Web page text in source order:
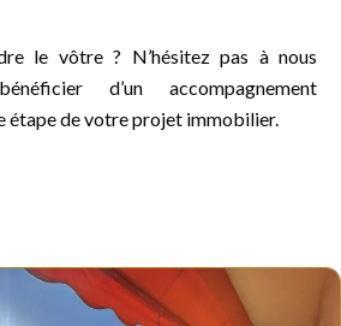
le vôtre ? N’hésitez pas à nous
d’un accompagnement
étape de votre projet immobilier.